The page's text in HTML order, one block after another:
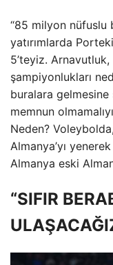
“85 milyon nüfuslu
yatırımlarda
5’teyiz.
şampiyonlukları
buralara gelmesine
memnun
Neden?
Almanya’yı
Almanya eski
“SIFIR